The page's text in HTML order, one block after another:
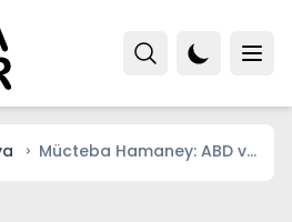
Mücteba Hamaney: ABD ve